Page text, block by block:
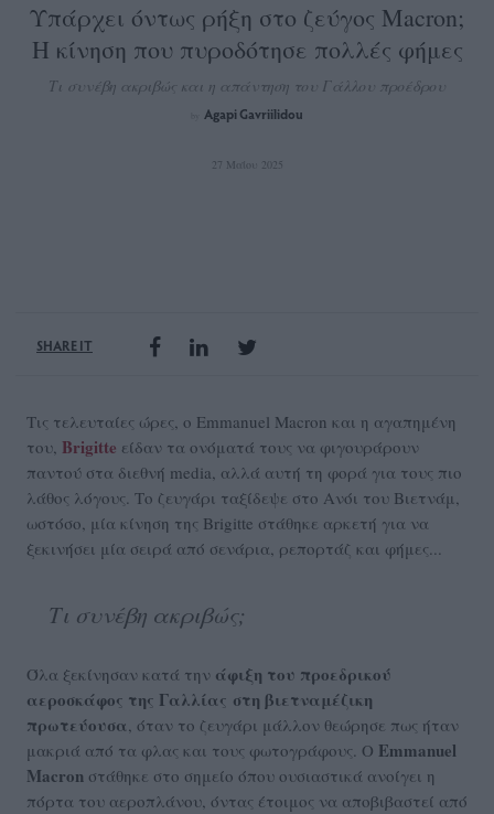
Υπάρχει όντως ρήξη στο ζεύγος Macron;
Η κίνηση που πυροδότησε πολλές φήμες
Τι συνέβη ακριβώς και η απάντηση του Γάλλου προέδρου
Agapi Gavriilidou
27 Μαΐου 2025
SHARE IT
Τις τελευταίες ώρες, ο Emmanuel Macron και η αγαπημένη
του, Brigitte είδαν τα ονόματά τους να φιγουράρουν
παντού στα διεθνή media, αλλά αυτή τη φορά για τους πιο
λάθος λόγους. Το ζευγάρι ταξίδεψε στο Ανόι του Βιετνάμ,
ωστόσο, μία κίνηση της Brigitte στάθηκε αρκετή για να
ξεκινήσει μία σειρά από σενάρια, ρεπορτάζ και φήμες...
Τι συνέβη ακριβώς;
Όλα ξεκίνησαν κατά την άφιξη του προεδρικού
αεροσκάφος της Γαλλίας στη βιετναμέζικη
πρωτεύουσα, όταν το ζευγάρι μάλλον θεώρησε πως ήταν
μακριά από τα φλας και τους φωτογράφους. Ο Emmanuel
Macron στάθηκε στο σημείο όπου ουσιαστικά ανοίγει η
πόρτα του αεροπλάνου, όντας έτοιμος να αποβιβαστεί από